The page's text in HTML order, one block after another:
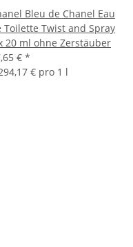
Bleu de Chanel Eau
Toilette Twist and Spray
20 ml ohne Zerstäuber
€ *
€ pro 1 l